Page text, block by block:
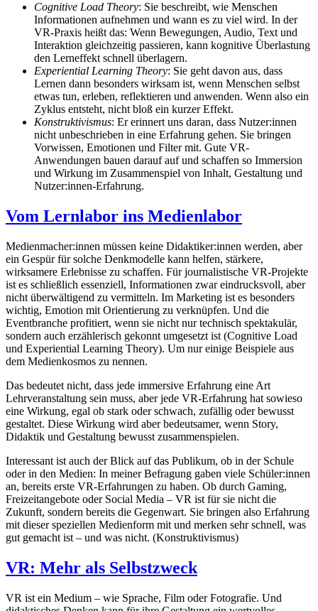
Cognitive Load Theory: Sie beschreibt, wie Menschen
Informationen aufnehmen und wann es zu viel wird. In der
VR-Praxis heißt das: Wenn Bewegungen, Audio, Text und
Interaktion gleichzeitig passieren, kann kognitive Überlastung
den Lerneffekt schnell überlagern.
Experiential Learning Theory: Sie geht davon aus, dass
Lernen dann besonders wirksam ist, wenn Menschen selbst
etwas tun, erleben, reflektieren und anwenden. Wenn also ein
Zyklus entsteht, nicht bloß ein kurzer Effekt.
Konstruktivismus: Er erinnert uns daran, dass Nutzer:innen
nicht unbeschrieben in eine Erfahrung gehen. Sie bringen
Vorwissen, Emotionen und Filter mit. Gute VR-
Anwendungen bauen darauf auf und schaffen so Immersion
und Wirkung im Zusammenspiel von Inhalt, Gestaltung und
Nutzer:innen-Erfahrung.
Vom Lernlabor ins Medienlabor
Medienmacher:innen müssen keine Didaktiker:innen werden, aber
ein Gespür für solche Denkmodelle kann helfen, stärkere,
wirksamere Erlebnisse zu schaffen. Für journalistische VR-Projekte
ist es schließlich essenziell, Informationen zwar eindrucksvoll, aber
nicht überwältigend zu vermitteln. Im Marketing ist es besonders
wichtig, Emotion mit Orientierung zu verknüpfen. Und die
Eventbranche profitiert, wenn sie nicht nur technisch spektakulär,
sondern auch erzählerisch gekonnt umgesetzt ist (Cognitive Load
und Experiential Learning Theory). Um nur einige Beispiele aus
dem Medienkosmos zu nennen.
Das bedeutet nicht, dass jede immersive Erfahrung eine Art
Lehrveranstaltung sein muss, aber jede VR-Erfahrung hat sowieso
eine Wirkung, egal ob stark oder schwach, zufällig oder bewusst
gestaltet. Diese Wirkung wird aber bedeutsamer, wenn Story,
Didaktik und Gestaltung bewusst zusammenspielen.
Interessant ist auch der Blick auf das Publikum, ob in der Schule
oder in den Medien: In meiner Befragung gaben viele Schüler:innen
an, bereits erste VR-Erfahrungen zu haben. Ob durch Gaming,
Freizeitangebote oder Social Media – VR ist für sie nicht die
Zukunft, sondern bereits die Gegenwart. Sie bringen also Erfahrung
mit dieser speziellen Medienform mit und merken sehr schnell, was
gut gemacht ist – und was nicht. (Konstruktivismus)
VR: Mehr als Selbstzweck
VR ist ein Medium – wie Sprache, Film oder Fotografie. Und